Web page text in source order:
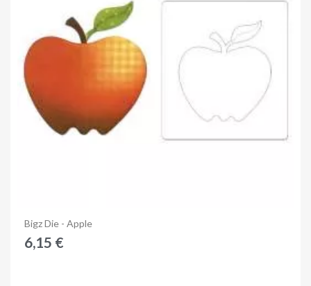
Bigz Die - Apple
6,15 €